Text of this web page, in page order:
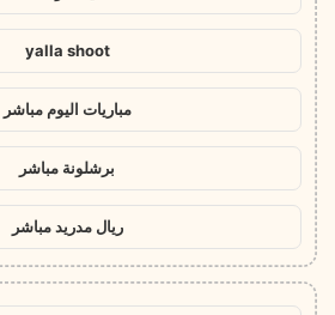
yalla shoot
مباريات اليوم مباشر
برشلونة مباشر
ريال مدريد مباشر